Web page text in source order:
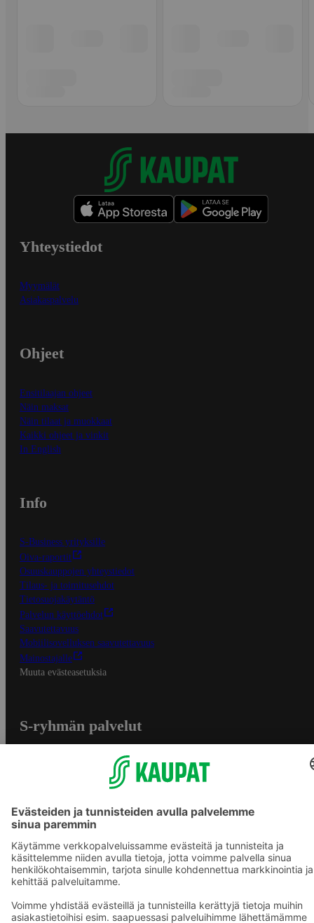
Yhteystiedot
Myymälät
Asiakaspalvelu
Ohjeet
Ensitilaajan ohjeet
Näin maksat
Näin tilaat ja muokkaat
Kaikki ohjeet ja vinkit
In English
Info
S-Business yrityksille
Oiva-raportit
Osuuskauppojen yhteystiedot
Tilaus- ja toimitusehdot
Tietosuojakäytäntö
Palvelun käyttöehdot
Saavutettavuus
Mobiilisovelluksen saavutettavuus
Mainostajalle
Muuta evästeasetuksia
S-ryhmän palvelut
S-ostoslista -sovellus
Prisma.fi
Sokos.fi
S-Pankki
Yhteishyvä
Sokos Hotels
Raflaamo